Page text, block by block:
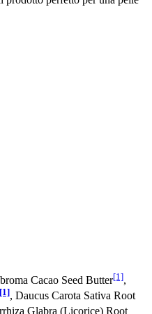
Cacao Seed Butter[1],
[1], Daucus Carota Sativa Root
Glabra (Licorice) Root